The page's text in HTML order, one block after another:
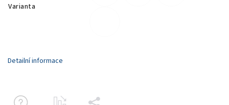
Varianta
Detailní informace